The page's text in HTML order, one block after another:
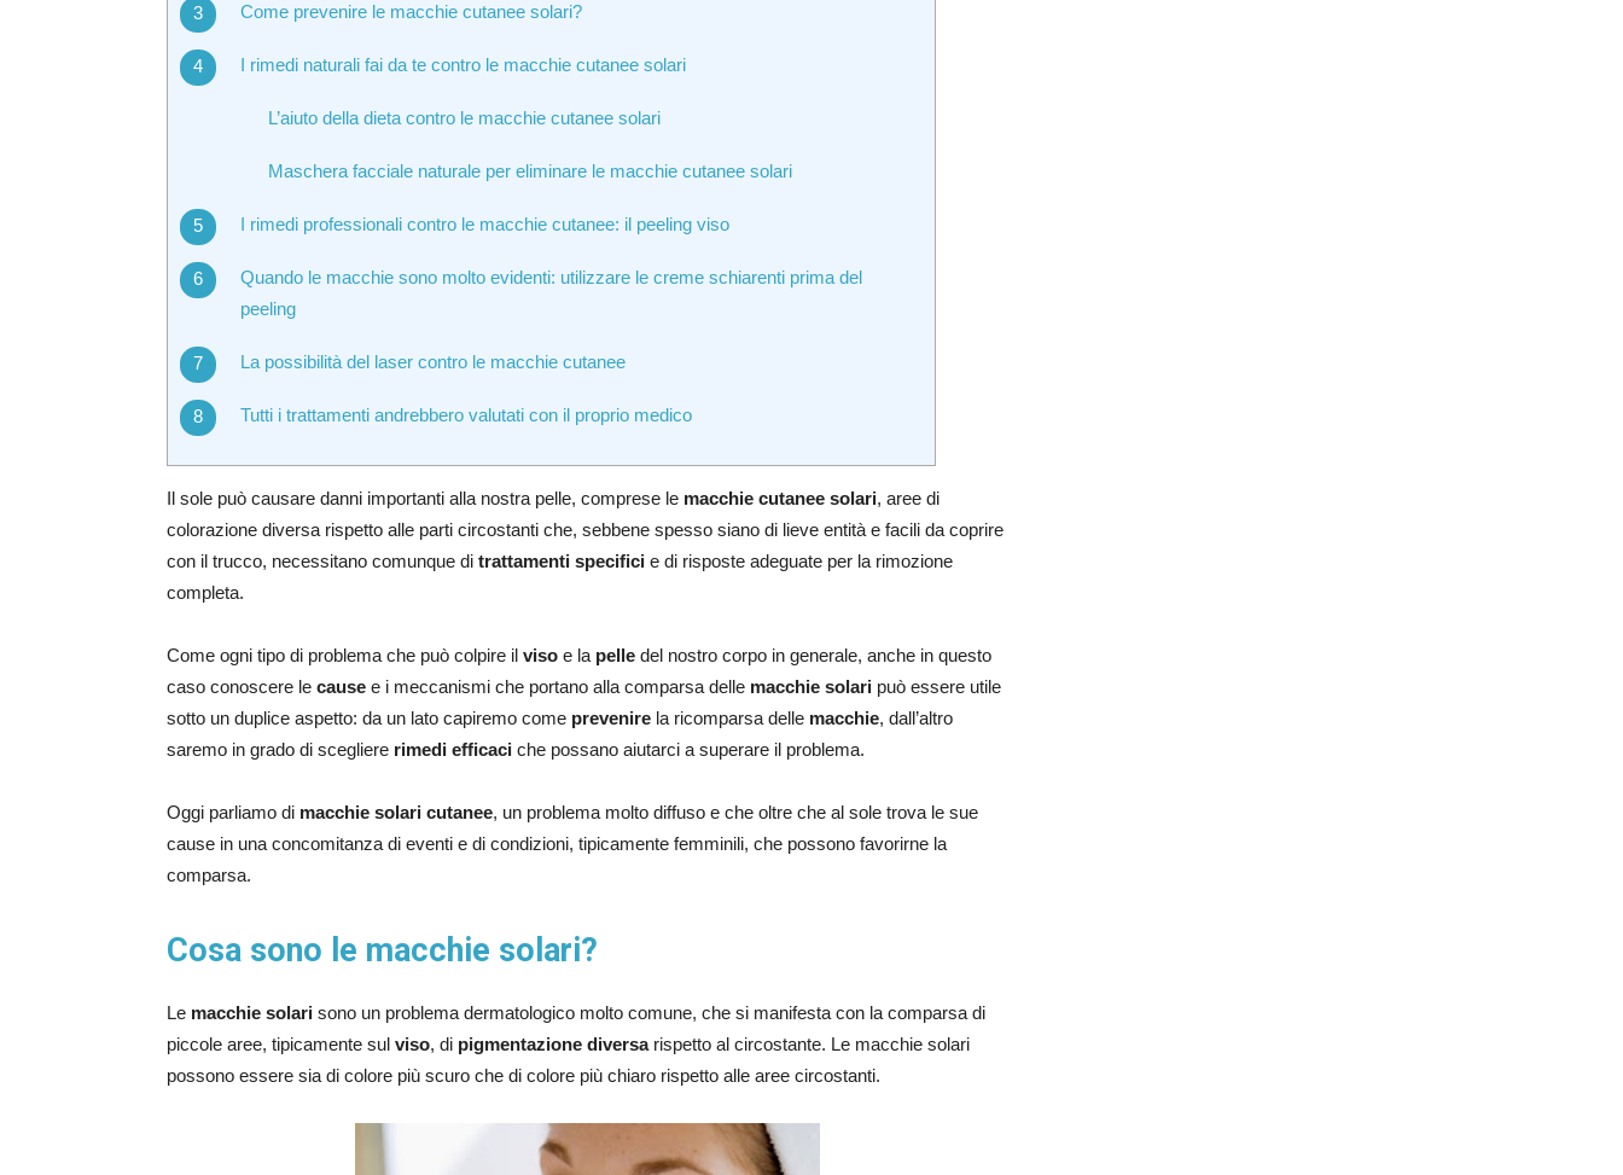
Come prevenire le macchie cutanee solari?
I rimedi naturali fai da te contro le macchie cutanee solari
L’aiuto della dieta contro le macchie cutanee solari
Maschera facciale naturale per eliminare le macchie cutanee solari
I rimedi professionali contro le macchie cutanee: il peeling viso
Quando le macchie sono molto evidenti: utilizzare le creme schiarenti prima del
peeling
La possibilità del laser contro le macchie cutanee
Tutti i trattamenti andrebbero valutati con il proprio medico
Il sole può causare danni importanti alla nostra pelle, comprese le macchie cutanee solari, aree di
colorazione diversa rispetto alle parti circostanti che, sebbene spesso siano di lieve entità e facili da coprire
con il trucco, necessitano comunque di trattamenti specifici e di risposte adeguate per la rimozione
completa.
Come ogni tipo di problema che può colpire il viso e la pelle del nostro corpo in generale, anche in questo
caso conoscere le cause e i meccanismi che portano alla comparsa delle macchie solari può essere utile
sotto un duplice aspetto: da un lato capiremo come prevenire la ricomparsa delle macchie, dall’altro
saremo in grado di scegliere rimedi efficaci che possano aiutarci a superare il problema.
Oggi parliamo di macchie solari cutanee, un problema molto diffuso e che oltre che al sole trova le sue
cause in una concomitanza di eventi e di condizioni, tipicamente femminili, che possono favorirne la
comparsa.
Cosa sono le macchie solari?
Le macchie solari sono un problema dermatologico molto comune, che si manifesta con la comparsa di
piccole aree, tipicamente sul viso, di pigmentazione diversarispetto al circostante. Le macchie solari
possono essere sia di colore più scuro che di colore più chiaro rispetto alle aree circostanti.